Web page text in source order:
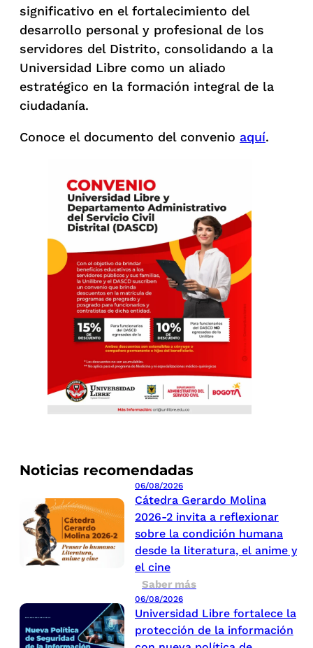
Noticias recomendadas
06/08/2026
Cátedra Gerardo Molina
2026-2 invita a reflexionar
sobre la condición humana
desde la literatura, el anime y
el cine
Saber más
06/08/2026
Universidad Libre fortalece la
protección de la información
significativo en el fortalecimiento del
desarrollo personal y profesional de los
servidores del Distrito, consolidando a la
Universidad Libre como un aliado
estratégico en la formación integral de la
ciudadanía.
Conoce el documento del convenio aquí.